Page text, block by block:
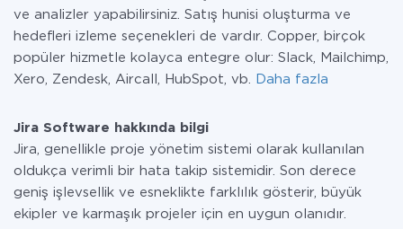
ve analizler yapabilirsiniz. Satış hunisi oluşturma ve
hedefleri izleme seçenekleri de vardır. Copper, birçok
popüler hizmetle kolayca entegre olur: Slack, Mailchimp,
Xero, Zendesk, Aircall, HubSpot, vb.
Daha fazla
Jira Software hakkında bilgi
Jira, genellikle proje yönetim sistemi olarak kullanılan
oldukça verimli bir hata takip sistemidir. Son derece
geniş işlevsellik ve esneklikte farklılık gösterir, büyük
ekipler ve karmaşık projeler için en uygun olanıdır.